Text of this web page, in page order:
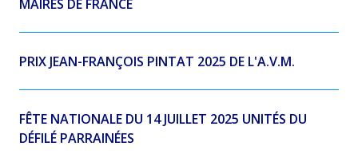
MAIRES DE FRANCE
PRIX JEAN-FRANÇOIS PINTAT 2025 DE L'A.V.M.
FÊTE NATIONALE DU 14 JUILLET 2025 UNITÉS DU
DÉFILÉ PARRAINÉES